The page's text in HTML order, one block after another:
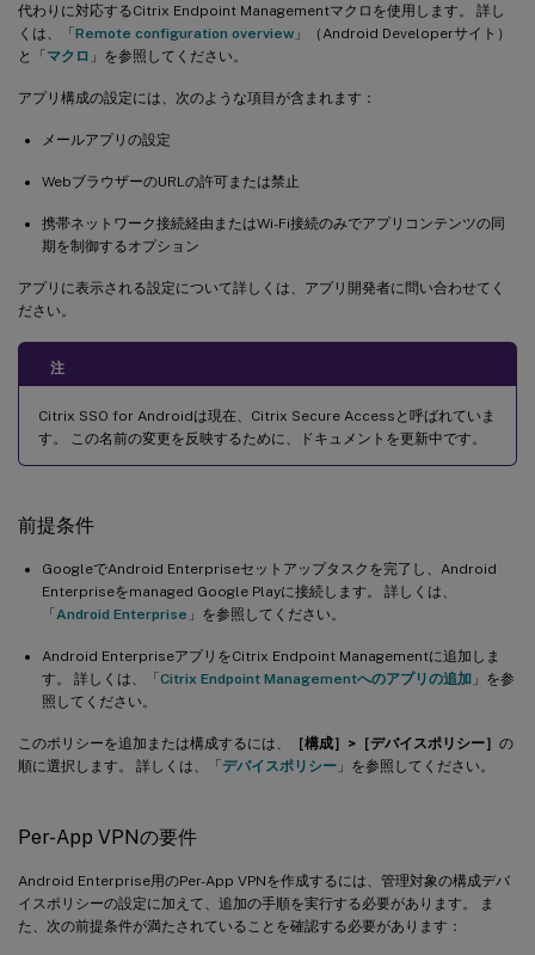
代わりに対応するCitrix Endpoint Managementマクロを使用します。 詳し
くは、「Remote configuration overview 」（Android Developerサイト）
と「マクロ 」を参照してください。
アプリ構成の設定には、次のような項目が含まれます：
メールアプリの設定
WebブラウザーのURLの許可または禁止
携帯ネットワーク接続経由またはWi-Fi接続のみでアプリコンテンツの同
期を制御するオプション
アプリに表示される設定について詳しくは、アプリ開発者に問い合わせてく
ださい。
注
Citrix SSO for Androidは現在、Citrix Secure Accessと呼ばれていま
す。 この名前の変更を反映するために、ドキュメントを更新中です。
前提条件
GoogleでAndroid Enterpriseセットアップタスクを完了し、Android
Enterpriseをmanaged Google Playに接続します。 詳しくは、
「Android Enterprise 」を参照してください。
Android EnterpriseアプリをCitrix Endpoint Managementに追加しま
す。 詳しくは、「Citrix Endpoint Managementへのアプリの追加 」を参
照してください。
このポリシーを追加または構成するには、 ［構成］>［デバイスポリシー］ の
順に選択します。 詳しくは、「デバイスポリシー 」を参照してください。
Per-App VPNの要件
Android Enterprise用のPer-App VPNを作成するには、管理対象の構成デバ
イスポリシーの設定に加えて、追加の手順を実行する必要があります。 ま
た、次の前提条件が満たされていることを確認する必要があります：